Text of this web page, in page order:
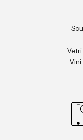
Vetri
Vini